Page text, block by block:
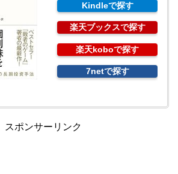
Kindleで探す
楽天ブックスで探す
楽天koboで探す
7netで探す
スポンサーリンク